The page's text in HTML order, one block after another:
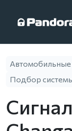
Автомобильные
Подбор